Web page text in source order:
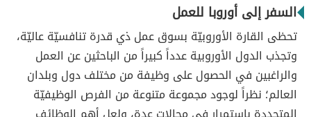
السفر إلى أوروبا للعمل
تحظى القارة الأوروبيّة بسوق عمل ذي قدرة تنافسيّة عاليّة،
وتجذب الدول الأوروبية عدداً كبيراً من الباحثين عن العمل
والراغبين في الحصول على وظيفة من مختلف دول وبلدان
العالم؛ نظراً لوجود مجموعة متنوعة من الفرص الوظيفيّة